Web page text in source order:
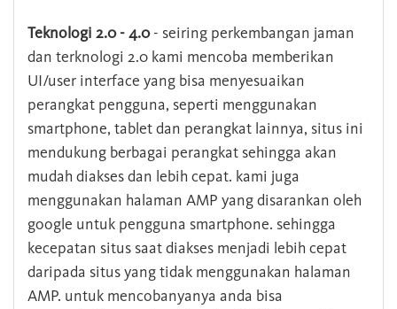
Teknologi 2.0 - 4.0- seiring perkembangan jaman
dan terknologi 2.0 kami mencoba memberikan
UI/user interface yang bisa menyesuaikan
perangkat pengguna, seperti menggunakan
smartphone, tablet dan perangkat lainnya, situs ini
mendukung berbagai perangkat sehingga akan
mudah diakses dan lebih cepat. kami juga
menggunakan halaman AMP yang disarankan oleh
google untuk pengguna smartphone. sehingga
kecepatan situs saat diakses menjadi lebih cepat
daripada situs yang tidak menggunakan halaman
AMP. untuk mencobanyanya anda bisa